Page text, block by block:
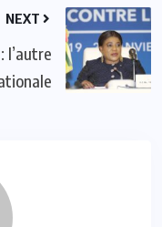
NEXT
l’autre